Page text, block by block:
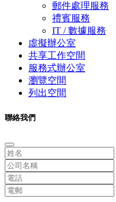
郵件處理服務
禮賓服務
IT / 數據服務
虛擬辦公室
共享工作空間
服務式辦公室
瀏覽空間
列出空間
聯絡我們